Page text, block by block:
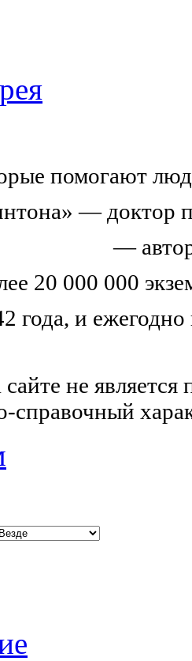
помогают
— доктор
—
20 000 000
года, и
не